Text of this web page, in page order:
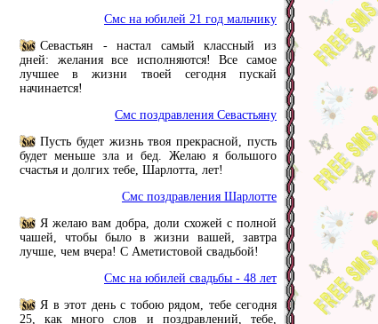
Смс на юбилей 21 год мальчику
Севастьян - настал самый классный из
дней: желания все исполняются! Все самое
лучшее в жизни твоей сегодня пускай
начинается!
Смс поздравления Севастьяну
Пусть будет жизнь твоя прекрасной, пусть
будет меньше зла и бед. Желаю я большого
счастья и долгих тебе, Шарлотта, лет!
Смс поздравления Шарлотте
Я желаю вам добра, доли схожей с полной
чашей, чтобы было в жизни вашей, завтра
лучше, чем вчера! С Аметистовой свадьбой!
Смс на юбилей свадьбы - 48 лет
Я в этот день с тобою рядом, тебе сегодня
25, как много слов и поздравлений, тебе,